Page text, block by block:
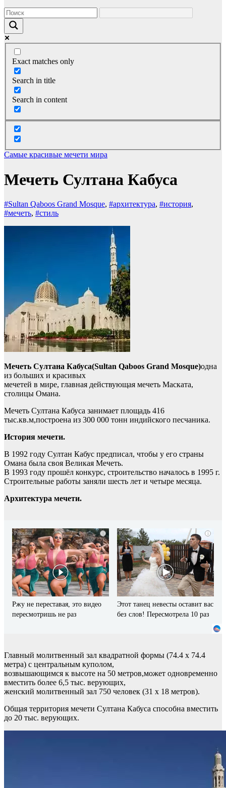
Exact matches only
Search in title
Search in content
Самые красивые мечети мира
Мечеть Султана Кабуса
#Sultan Qaboos Grand Mosque, #архитектура, #история,
#мечеть, #стиль
Мечеть Султана Кабуса(Sultan Qaboos Grand Mosque)одна
из больших и красивых
мечетей в мире, главная действующая мечеть Маската,
столицы Омана.
Мечеть Султана Кабуса занимает площадь 416
тыс.кв.м,построена из 300 000 тонн индийского песчаника.
История мечети.
В 1992 году Султан Кабус предписал, чтобы у его страны
Омана была своя Великая Мечеть.
В 1993 году прошёл конкурс, строительство началось в 1995 г.
Строительные работы заняли шесть лет и четыре месяца.
Архитектура мечети.
i
Ржу не переставая, это видео
пересмотришь не раз
i
Этот танец невесты оставит вас
без слов! Пересмотрела 10 раз
Главный молитвенный зал квадратной формы (74.4 x 74.4
метра) с центральным куполом,
возвышающимся к высоте на 50 метров,может одновременно
вместить более 6,5 тыс. верующих,
женский молитвенный зал 750 человек (31 х 18 метров).
Общая территория мечети Султана Кабуса способна вместить
до 20 тыс. верующих.